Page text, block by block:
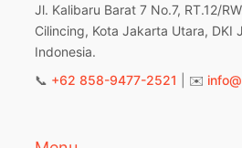
Jl. Kalibaru Barat 7 No.7, RT.12/
Cilincing, Kota Jakarta Utara, DKI
Indonesia.
📞 +62 858-9477-2521 | ✉️